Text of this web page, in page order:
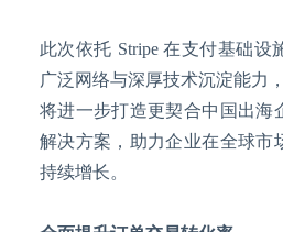
此次依托 Stripe 在支付基础设
广泛网络与深厚技术沉淀能力
将进一步打造更契合中国出海
解决方案，助力企业在全球市
持续增长。